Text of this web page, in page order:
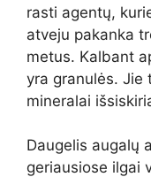
rasti agentų,
atveju pakanka
metus. Kalbant
yra granulės. Jie
mineralai
Daugelis augalų
geriausiose ilgai